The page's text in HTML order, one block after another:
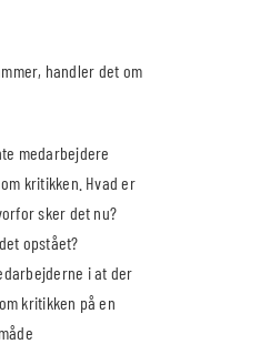
handler det om
medarbejdere
kritikken. Hvad er
sker det nu?
opstået?
i at der
kritikken på en